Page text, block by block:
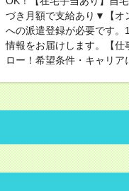
づき月額で支給あり▼【オ
への派遣登録が必要です
情報をお届けします。【仕
ロー！希望条件・キャリア